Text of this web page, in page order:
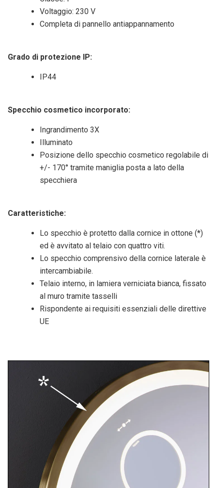
Voltaggio: 230 V
Completa di pannello antiappannamento
Grado di protezione IP:
IP44
Specchio cosmetico incorporato:
Ingrandimento 3X
Illuminato
Posizione dello specchio cosmetico regolabile di
+/- 170° tramite maniglia posta a lato della
specchiera
Caratteristiche:
Lo specchio è protetto dalla cornice in ottone (*)
ed è avvitato al telaio con quattro viti.
Lo specchio comprensivo della cornice laterale è
intercambiabile.
Telaio interno, in lamiera verniciata bianca, fissato
al muro tramite tasselli
Rispondente ai requisiti essenziali delle direttive
UE